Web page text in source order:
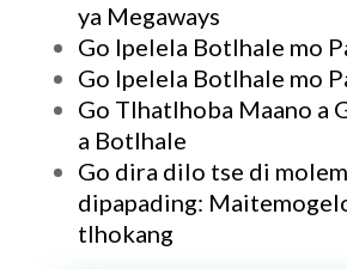
ya Megaways
Go Ipelela Botlhale mo
Go Ipelela Botlhale mo
Go Tlhatlhoba Maano a
a Botlhale
Go dira dilo tse di
dipapading:
tlhokang